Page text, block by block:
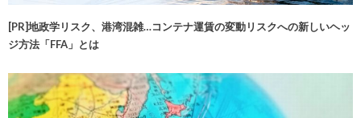
[PR]地政学リスク、港湾混雑…コンテナ運賃の変動リスクへの新しいヘッ
ジ方法「FFA」とは